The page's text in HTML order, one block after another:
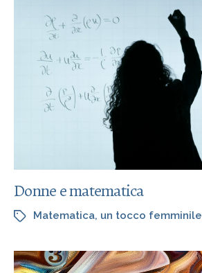
Donne e matematica
Matematica, un tocco femminile